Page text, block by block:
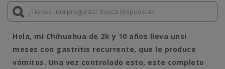
Hola, mi Chihuahua de 2k y 10 años lleva unsi
meses con gastritis recurrente, que le produce
vómitos. Una vez controlado esto, este completo